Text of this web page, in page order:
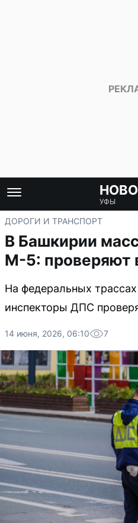
УФЫ
ДОРОГИ И ТРАНСПОРТ
В Башкирии
М-5: проверяют
На федеральных
инспекторы ДПС
14 июня, 2026, 06:10 7